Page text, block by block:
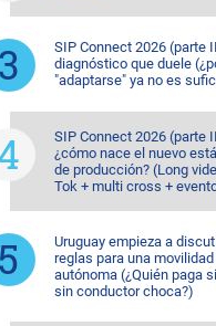
SIP Connect 2026 (parte
diagnóstico que duele
"adaptarse" ya no es
SIP Connect 2026 (parte
¿cómo nace el nuevo
de producción? (Long
Tok + multi cross +
Uruguay empieza a
reglas para una movilidad
autónoma (¿Quién paga
sin conductor choca?)